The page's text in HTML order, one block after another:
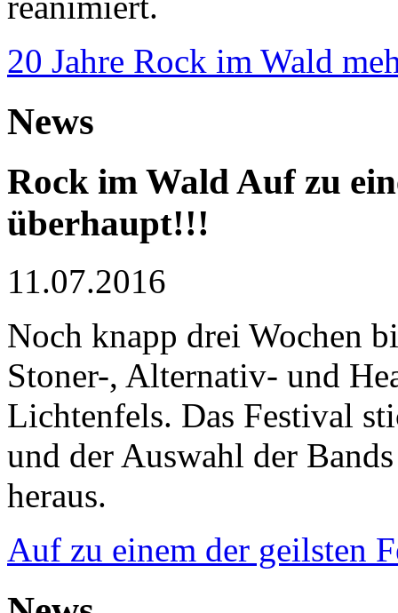
20 Jahre Rock im Wald
News
Rock im WaldAuf zu
überhaupt!!!
11.07.2016
Noch knapp drei Wochen
‪Stoner-‬, ‪Alternativ‬- und
Lichtenfels. Das Festival
und der Auswahl der
heraus.
Auf zu einem der geilsten